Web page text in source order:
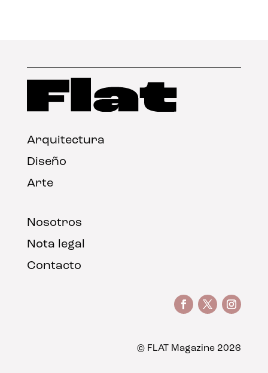
Arquitectura
Diseño
Arte
Nosotros
Nota legal
Contacto
© FLAT Magazine 2026